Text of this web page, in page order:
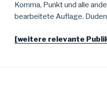
Komma, Punkt und alle
bearbeitete Auflage.
[weitere relevante